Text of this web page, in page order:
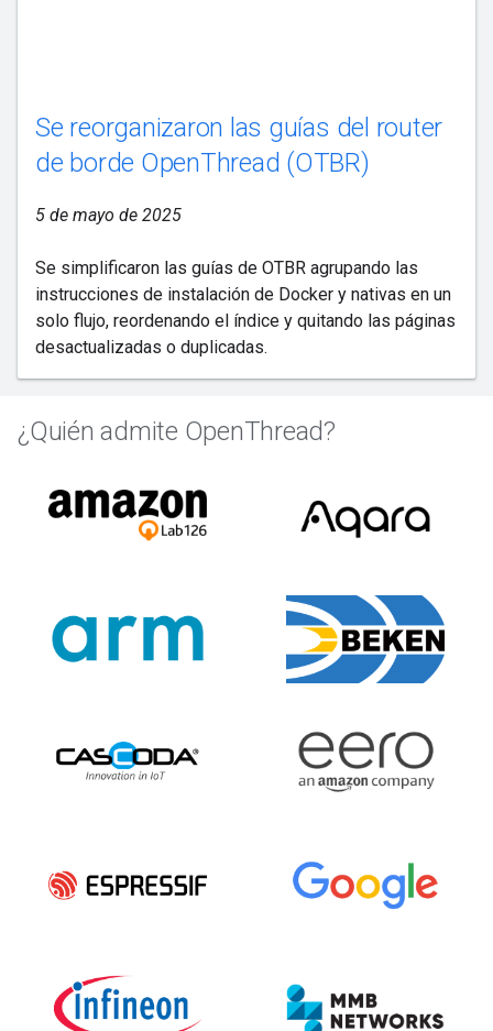
Se reorganizaron las guías del router
de borde OpenThread (OTBR)
5 de mayo de 2025
Se simplificaron las guías de OTBR agrupando las
instrucciones de instalación de Docker y nativas en un
solo flujo, reordenando el índice y quitando las páginas
desactualizadas o duplicadas.
¿Quién admite OpenThread?